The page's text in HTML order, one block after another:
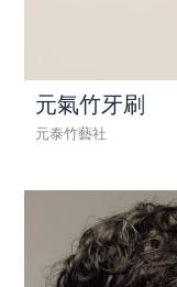
元氣竹牙刷
元泰竹藝社